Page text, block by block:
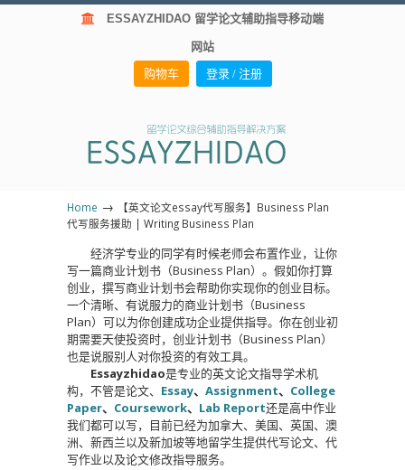
ESSAYZHIDAO 留学论文辅助指导移动端
网站
购物车 登录 / 注册
Home →
【英文论文essay代写服务】Business Plan
代写服务援助 | Writing Business Plan
经济学专业的同学有时候老师会布置作业，让你
写一篇商业计划书（Business Plan）。假如你打算
创业，撰写商业计划书会帮助你实现你的创业目标。
一个清晰、有说服力的商业计划书（Business
Plan）可以为你创建成功企业提供指导。你在创业初
期需要天使投资时，创业计划书（Business Plan）
也是说服别人对你投资的有效工具。
Essayzhidao是专业的英文论文指导学术机
构，不管是论文、 Essay、 Assignment、 College
Paper、 Coursework、 Lab Report还是高中作业
我们都可以写，目前已经为加拿大、美国、英国、澳
洲、新西兰以及新加坡等地留学生提供代写论文、代
写作业以及论文修改指导服务。